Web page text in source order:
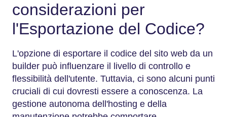
considerazioni per
l'Esportazione del Codice?
L'opzione di esportare il codice del sito web da un
builder può influenzare il livello di controllo e
flessibilità dell'utente. Tuttavia, ci sono alcuni punti
cruciali di cui dovresti essere a conoscenza. La
gestione autonoma dell'hosting e della